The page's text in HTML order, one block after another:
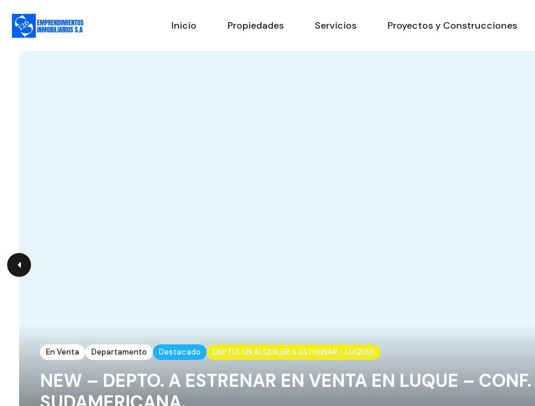
Inicio Propiedades Servicios Proyectos y Construcciones
En Venta Departamento Destacado DEPTO. EN ALQUILER A ESTRENAR - LUQUE!!
NEW – DEPTO. A ESTRENAR EN VENTA EN LUQUE – CONF.